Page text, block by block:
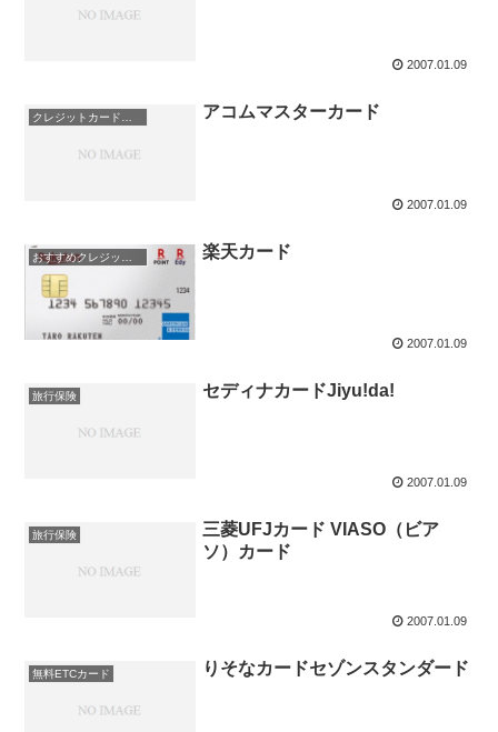
2007.01.09
クレジットカード即日発行 アコムマスターカード
2007.01.09
楽天カード
2007.01.09
旅行保険 セディナカードJiyu!da!
2007.01.09
旅行保険
三菱UFJカード VIASO（ビア
ソ）カード
2007.01.09
無料ETCカード りそなカードセゾンスタンダード